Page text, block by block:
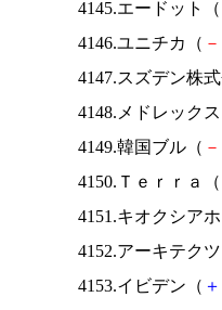
4145.エードット（
4146.ユニチカ（ －
4147.スズデン株
4148.メドレック
4149.韓国ブル（ －
4150.Ｔｅｒｒａ（
4151.キオクシア
4152.アーキテク
4153.イビデン（ ＋